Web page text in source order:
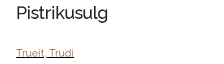
Pistrikusulg
Trueit, Trudi